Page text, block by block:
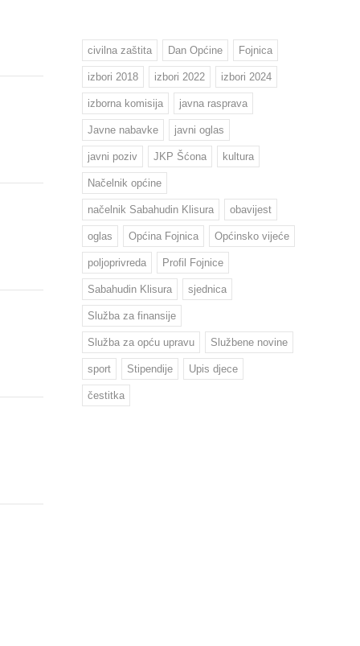
civilna zaštita Dan Općine Fojnica
izbori 2018 izbori 2022 izbori 2024
izborna komisija javna rasprava
Javne nabavke javni oglas
javni poziv JKP Šćona kultura
Načelnik općine
načelnik Sabahudin Klisura obavijest
oglas Općina Fojnica Općinsko vijeće
poljoprivreda Profil Fojnice
Sabahudin Klisura sjednica
Služba za finansije
Služba za opću upravu Službene novine
sport Stipendije Upis djece
čestitka